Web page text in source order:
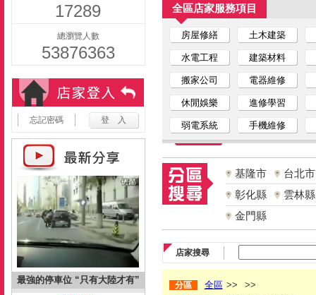
17289
總瀏覽人數
53876363
忘記密碼
最強的停車位 “只有大陸才有”
全區店家服務項目
房屋修繕 土木建築
水電工程 建築材料
搬家公司 電器維修
休閒娛樂 進修學習
弱電系統 手機維修
基隆市
台北市
彰化縣
雲林縣
金門縣
店家搜尋
分區 全區 >> >>